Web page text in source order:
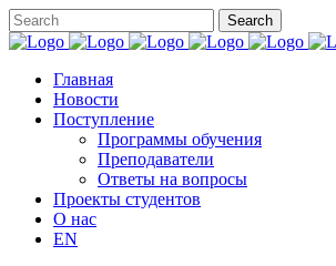
Главная
Новости
Поступление
Программы обучения
Преподаватели
Ответы на вопросы
Проекты студентов
О нас
EN